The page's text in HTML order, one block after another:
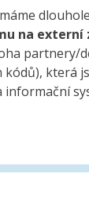
na externí
partnery/
kódů), která